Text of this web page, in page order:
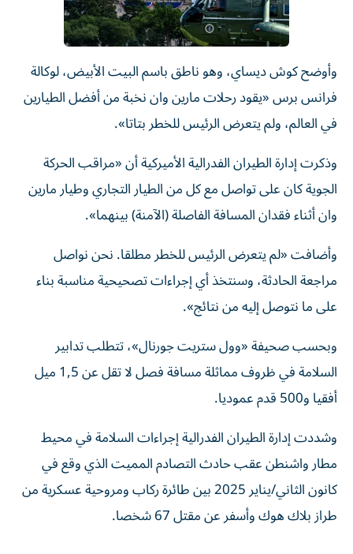
وأوضح كوش ديساي، وهو ناطق باسم البيت الأبيض، لوكالة
فرانس برس «يقود رحلات مارين وان نخبة من أفضل الطيارين
في العالم، ولم يتعرض الرئيس للخطر بتاتا».
وذكرت إدارة الطيران الفدرالية الأميركية أن «مراقب الحركة
الجوية كان على تواصل مع كل من الطيار التجاري وطيار مارين
وان أثناء فقدان المسافة الفاصلة (الآمنة) بينهما».
وأضافت «لم يتعرض الرئيس للخطر مطلقا. نحن نواصل
مراجعة الحادثة، وسنتخذ أي إجراءات تصحيحية مناسبة بناء
على ما نتوصل إليه من نتائج».
وبحسب صحيفة «وول ستريت جورنال»، تتطلب تدابير
السلامة في ظروف مماثلة مسافة فصل لا تقل عن 1,5 ميل
أفقيا و500 قدم عموديا.
وشددت إدارة الطيران الفدرالية إجراءات السلامة في محيط
مطار واشنطن عقب حادث التصادم المميت الذي وقع في
كانون الثاني/يناير 2025 بين طائرة ركاب ومروحية عسكرية من
طراز بلاك هوك وأسفر عن مقتل 67 شخصا.